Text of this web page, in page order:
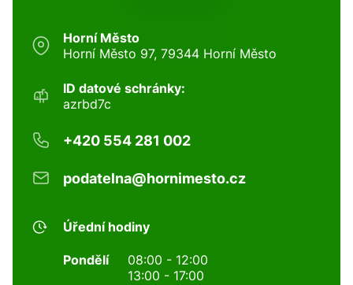
Horní Město
Horní Město 97, 79344 Horní Město
ID datové schránky:
azrbd7c
+420 554 281 002
podatelna@hornimesto.cz
Úřední hodiny
Pondělí
08:00 - 12:00
13:00 - 17:00